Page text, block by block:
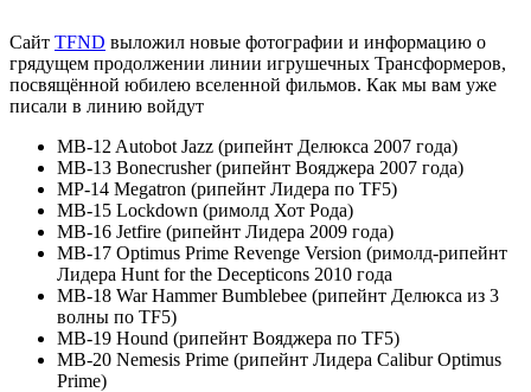
Сайт TFND выложил новые фотографии и информацию о
грядущем продолжении линии игрушечных Трансформеров,
посвящённой юбилею вселенной фильмов. Как мы вам уже
писали в линию войдут
MB-12 Autobot Jazz (рипейнт Делюкса 2007 года)
MB-13 Bonecrusher (рипейнт Вояджера 2007 года)
MP-14 Megatron (рипейнт Лидера по TF5)
MB-15 Lockdown (римолд Хот Рода)
MB-16 Jetfire (рипейнт Лидера 2009 года)
MB-17 Optimus Prime Revenge Version (римолд-рипейнт
Лидера Hunt for the Decepticons 2010 года
MB-18 War Hammer Bumblebee (рипейнт Делюкса из 3
волны по TF5)
MB-19 Hound (рипейнт Вояджера по TF5)
MB-20 Nemesis Prime (рипейнт Лидера Calibur Optimus
Prime)